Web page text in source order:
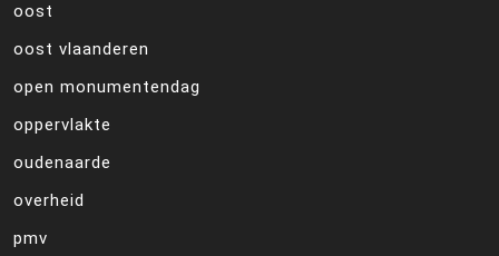
oost
oost vlaanderen
open monumentendag
oppervlakte
oudenaarde
overheid
pmv